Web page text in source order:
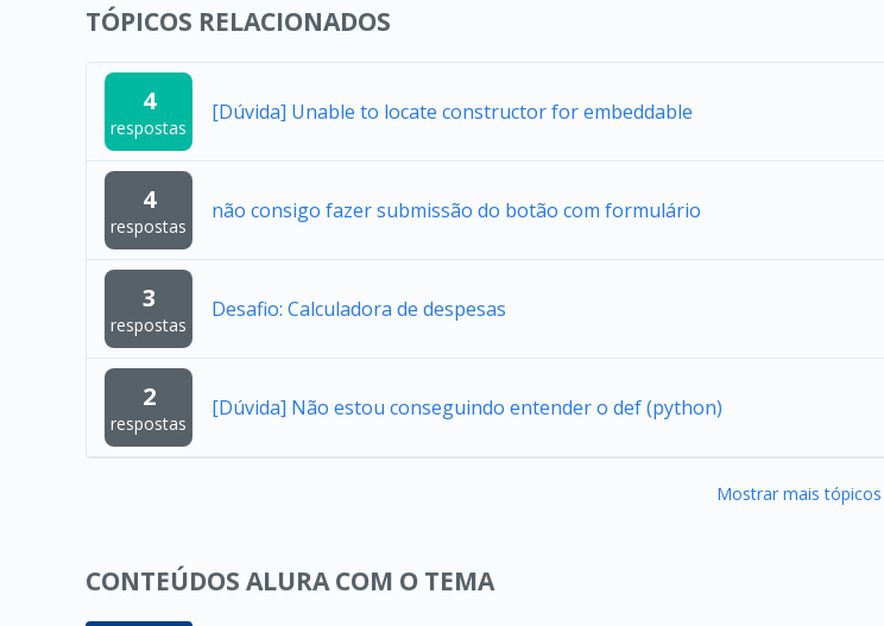
TÓPICOS RELACIONADOS
4
respostas
[Dúvida] Unable to locate constructor for embeddable
4
respostas
não consigo fazer submissão do botão com formulário
3
respostas
Desafio: Calculadora de despesas
2
respostas
[Dúvida] Não estou conseguindo entender o def (python)
Mostrar mais tópicos
CONTEÚDOS ALURA COM O TEMA